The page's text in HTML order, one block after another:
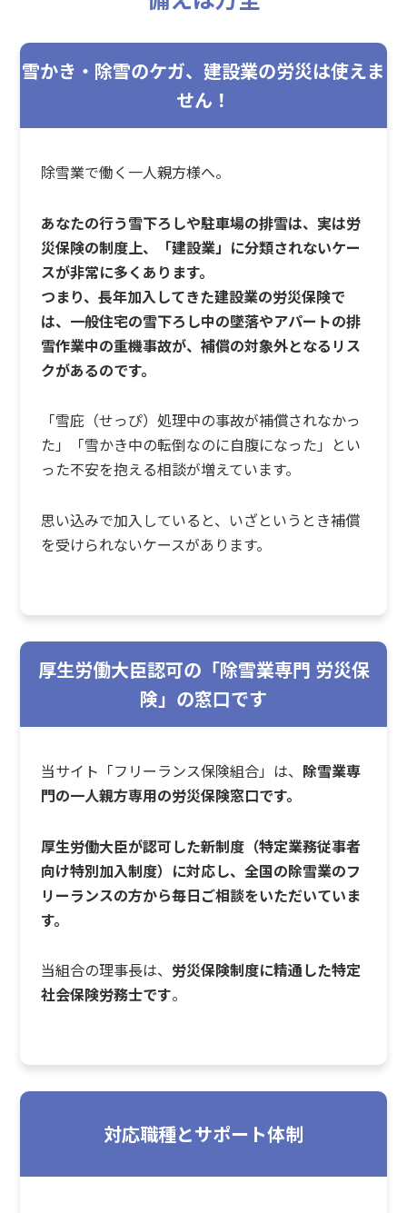
雪かき・除雪のケガ、建設業の労災は使えま
せん！
除雪業で働く一人親方様へ。
あなたの行う雪下ろしや駐車場の排雪は、実は労
災保険の制度上、「建設業」に分類されないケー
スが非常に多くあります。
つまり、長年加入してきた建設業の労災保険で
は、一般住宅の雪下ろし中の墜落やアパートの排
雪作業中の重機事故が、補償の対象外となるリス
クがあるのです。
「雪庇（せっぴ）処理中の事故が補償されなかっ
た」「雪かき中の転倒なのに自腹になった」とい
った不安を抱える相談が増えています。
思い込みで加入していると、いざというとき補償
を受けられないケースがあります。
厚生労働大臣認可の「除雪業専門 労災保
険」の窓口です
当サイト「フリーランス保険組合」は、 除雪業専
門の一人親方専用の労災保険窓口です。
厚生労働大臣が認可した新制度（特定業務従事者
向け特別加入制度）に対応し、全国の除雪業のフ
リーランスの方から毎日ご相談をいただいていま
す。
当組合の理事長は、 労災保険制度に精通した特定
社会保険労務士です。
対応職種とサポート体制